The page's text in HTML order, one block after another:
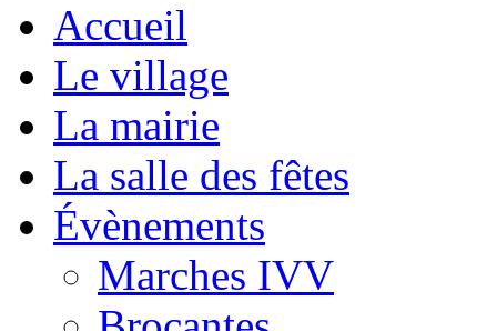
Accueil
Le village
La mairie
La salle des fêtes
Évènements
Marches IVV